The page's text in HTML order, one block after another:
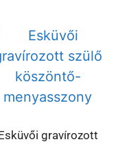
gravírozott